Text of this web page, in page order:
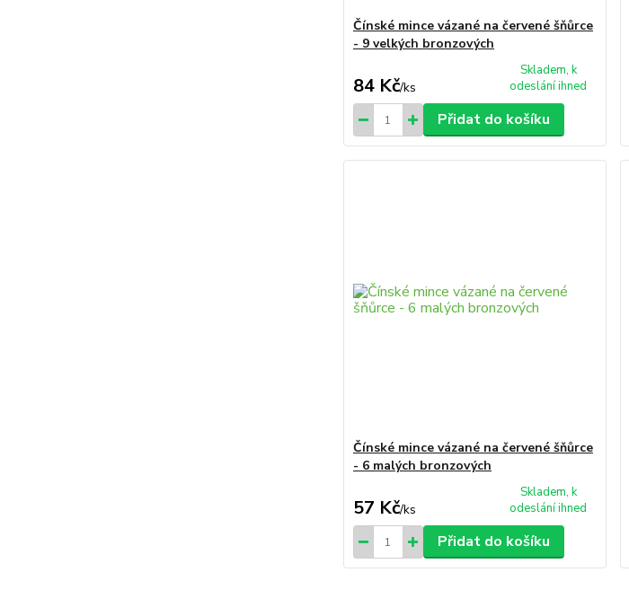
Čínské mince vázané na červené šňůrce
- 9 velkých bronzových
84 Kč/ks
Skladem, k
odeslání ihned
Přidat do košíku
Čínské mince vázané na červené šňůrce
- 6 malých bronzových
57 Kč/ks
Skladem, k
odeslání ihned
Přidat do košíku